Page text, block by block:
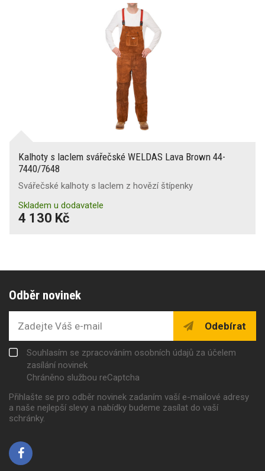
Kalhoty s laclem svářečské WELDAS Lava Brown 44-
7440/7648
Svářečské kalhoty s laclem z hovězí štípenky
Skladem u dodavatele
4 130 Kč
Odběr novinek
Odebírat
Souhlasím se zpracováním osobních údajů za účelem
zasílání novinek
Chráněno službou reCaptcha
Přihlašte se pro odběr novinek zadaním vaší e-mailové adresy
a naše nejlepší slevy a nabídky budeme zasílat do vaší
schránky.